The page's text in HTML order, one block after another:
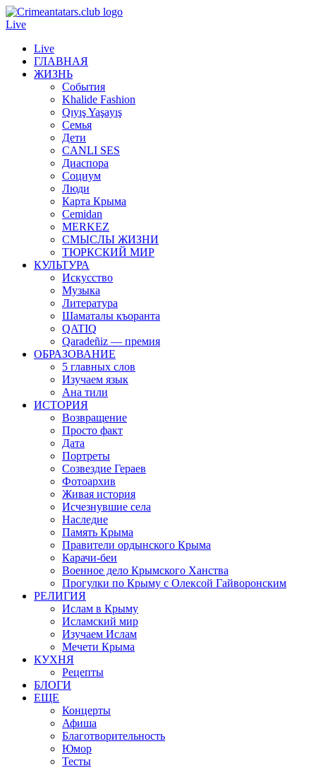
Live
Live
ГЛАВНАЯ
ЖИЗНЬ
События
Khalide Fashion
Qıyış Yaşayış
Семья
Дети
CANLI SES
Диаспора
Социум
Люди
Карта Крыма
Cemidan
МERKEZ
СМЫСЛЫ ЖИЗНИ
ТЮРКСКИЙ МИР
КУЛЬТУРА
Искусство
Музыка
Литература
Шаматалы къоранта
QATIQ
Qaradeñiz — премия
ОБРАЗОВАНИЕ
5 главных слов
Изучаем язык
Ана тили
ИСТОРИЯ
Возвращение
Просто факт
Дата
Портреты
Созвездие Гераев
Фотоархив
Живая история
Исчезнувшие села
Наследие
Память Крыма
Правители ордынского Крыма
Карачи-беи
Военное дело Крымского Ханства
Прогулки по Крыму с Олексой Гайворонским
РЕЛИГИЯ
Ислам в Крыму
Исламский мир
Изучаем Ислам
Мечети Крыма
КУХНЯ
Рецепты
БЛОГИ
ЕЩЕ
Концерты
Афиша
Благотворительность
Юмор
Тесты